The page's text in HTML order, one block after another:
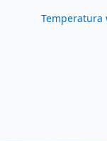
Temperatura